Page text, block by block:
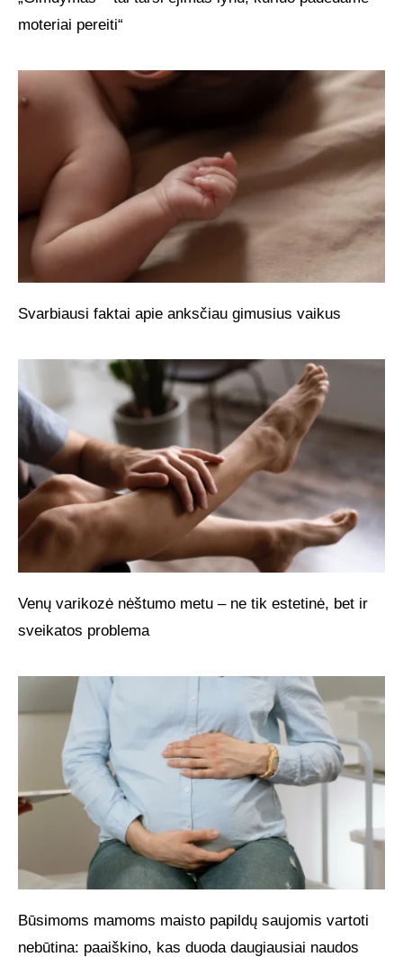
moteriai pereiti“
Svarbiausi faktai apie anksčiau gimusius vaikus
Venų varikozė nėštumo metu – ne tik estetinė, bet ir
sveikatos problema
Būsimoms mamoms maisto papildų saujomis vartoti
nebūtina: paaiškino, kas duoda daugiausiai naudos